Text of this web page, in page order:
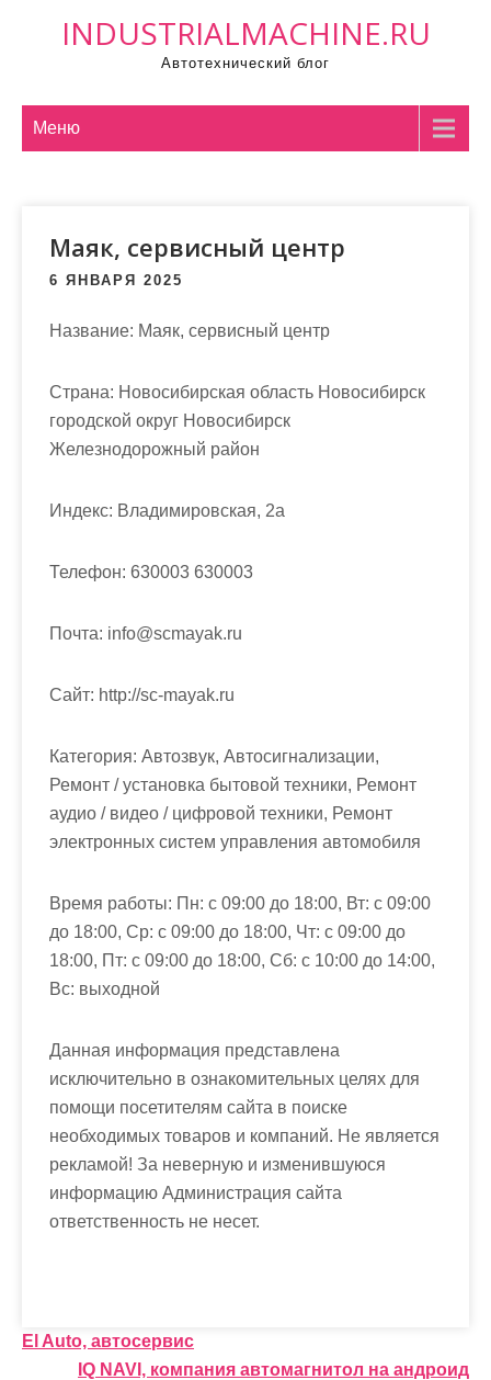
INDUSTRIALMACHINE.RU
Автотехнический блог
Меню
Маяк, сервисный центр
6 ЯНВАРЯ 2025
Название: Маяк, сервисный центр
Страна: Новосибирская область Новосибирск
городской округ Новосибирск
Железнодорожный район
Индекс: Владимировская, 2а
Телефон: 630003 630003
Почта: info@scmayak.ru
Cайт: http://sc-mayak.ru
Категория: Автозвук, Автосигнализации,
Ремонт / установка бытовой техники, Ремонт
аудио / видео / цифровой техники, Ремонт
электронных систем управления автомобиля
Время работы: Пн: с 09:00 до 18:00, Вт: с 09:00
до 18:00, Ср: с 09:00 до 18:00, Чт: с 09:00 до
18:00, Пт: с 09:00 до 18:00, Сб: с 10:00 до 14:00,
Вс: выходной
Данная информация представлена
исключительно в ознакомительных целях для
помощи посетителям сайта в поиске
необходимых товаров и компаний. Не является
рекламой! За неверную и изменившуюся
информацию Администрация сайта
ответственность не несет.
Н
El Auto, автосервис
IQ NAVI, компания автомагнитол на андроид